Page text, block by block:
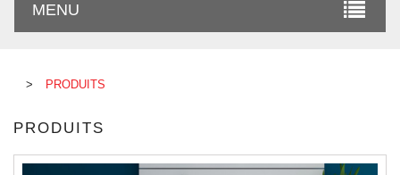
MENU
> PRODUITS
PRODUITS